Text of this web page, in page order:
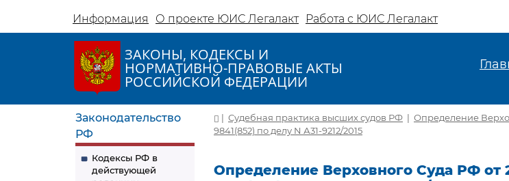
Информация О проекте ЮИС Легалакт Работа с ЮИС Легалакт
ЗАКОНЫ, КОДЕКСЫ И
НОРМАТИВНО-ПРАВОВЫЕ АКТЫ
РОССИЙСКОЙ ФЕДЕРАЦИИ
Законодательство
РФ
Кодексы РФ в
действующей
| Судебная практика высших судов РФ | Определение
9841(852) по делу N А31-9212/2015
Определение Верховного Суда РФ от